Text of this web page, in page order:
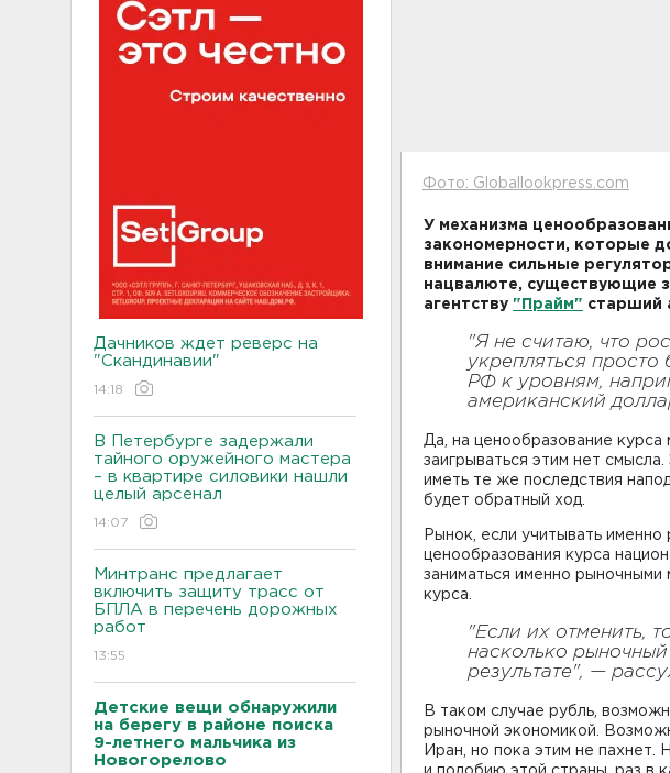
Дачников ждет реверс на
"Скандинавии"
14:18
В Петербурге задержали
тайного оружейного мастера
– в квартире силовики нашли
целый арсенал
14:07
Минтранс предлагает
включить защиту трасс от
БПЛА в перечень дорожных
работ
13:55
Детские вещи обнаружили
на берегу в районе поиска
9-летнего мальчика из
Новогорелово
Фото: Globallookpress.com
У механизма
закономерности, которые
внимание сильные
нацвалюте, существующие
агентству "Прайм" старший
"Я не считаю, что
укрепляться
РФ к уровням,
американский
Да, на ценообразование
заигрываться этим нет
иметь те же последствия
будет обратный ход.
Рынок, если учитывать
ценообразования курса
заниматься именно
курса.
"Если их отменить,
насколько
результате", —
В таком случае рубль,
рыночной экономикой.
Иран, но пока этим не пахнет.